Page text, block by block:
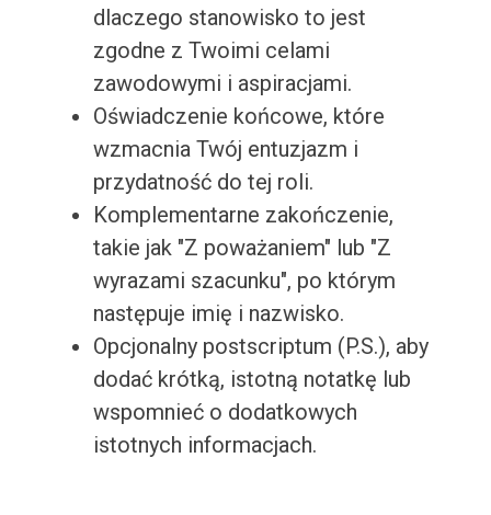
dlaczego stanowisko to jest
zgodne z Twoimi celami
zawodowymi i aspiracjami.
Oświadczenie końcowe, które
wzmacnia Twój entuzjazm i
przydatność do tej roli.
Komplementarne zakończenie,
takie jak "Z poważaniem" lub "Z
wyrazami szacunku", po którym
następuje imię i nazwisko.
Opcjonalny postscriptum (P.S.), aby
dodać krótką, istotną notatkę lub
wspomnieć o dodatkowych
istotnych informacjach.